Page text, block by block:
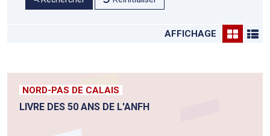
AFFICHAGE
NORD-PAS DE CALAIS
LIVRE DES 50 ANS DE L'ANFH